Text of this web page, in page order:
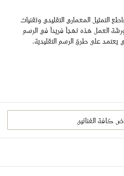
المعماري التقليدي وتقنيات
العمل هذه نهجاً فريداً في الرسم
يعتمد على طرق الرسم التقليدية.
كافة الفنانين